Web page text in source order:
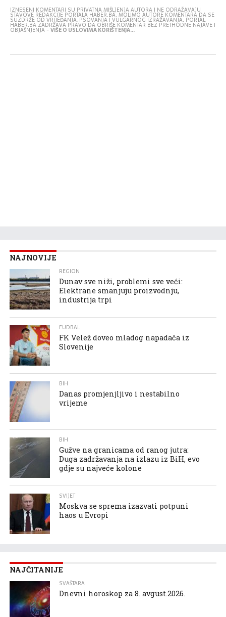
IZNESENI KOMENTARI SU PRIVATNA MIŠLJENJA AUTORA I NE ODRAŽAVAJU
STAVOVE REDAKCIJE PORTALA HABER.BA. MOLIMO AUTORE KOMENTARA DA SE
SUZDRŽE OD VRIJEĐANJA, PSOVANJA I VULGARNOG IZRAŽAVANJA. PORTAL
HABER.BA ZADRŽAVA PRAVO DA OBRIŠE KOMENTAR BEZ PRETHODNE NAJAVE I
OBJAŠNJENJA -VIŠE O USLOVIMA KORIŠTENJA...
NAJNOVIJE
REGION
Dunav sve niži, problemi sve veći:
Elektrane smanjuju proizvodnju,
industrija trpi
FUDBAL
FK Velež doveo mladog napadača iz
Slovenije
BIH
Danas promjenjljivo i nestabilno
vrijeme
BIH
Gužve na granicama od ranog jutra:
Duga zadržavanja na izlazu iz BiH, evo
gdje su najveće kolone
SVIJET
Moskva se sprema izazvati potpuni
haos u Evropi
NAJČITANIJE
SVAŠTARA
Dnevni horoskop za 8. avgust.2026.